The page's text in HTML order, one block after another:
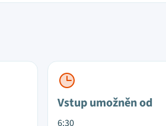
Vstup umožněn od
6:30